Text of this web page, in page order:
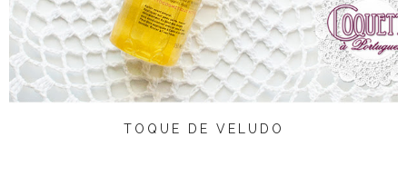
TOQUE DE VELUDO